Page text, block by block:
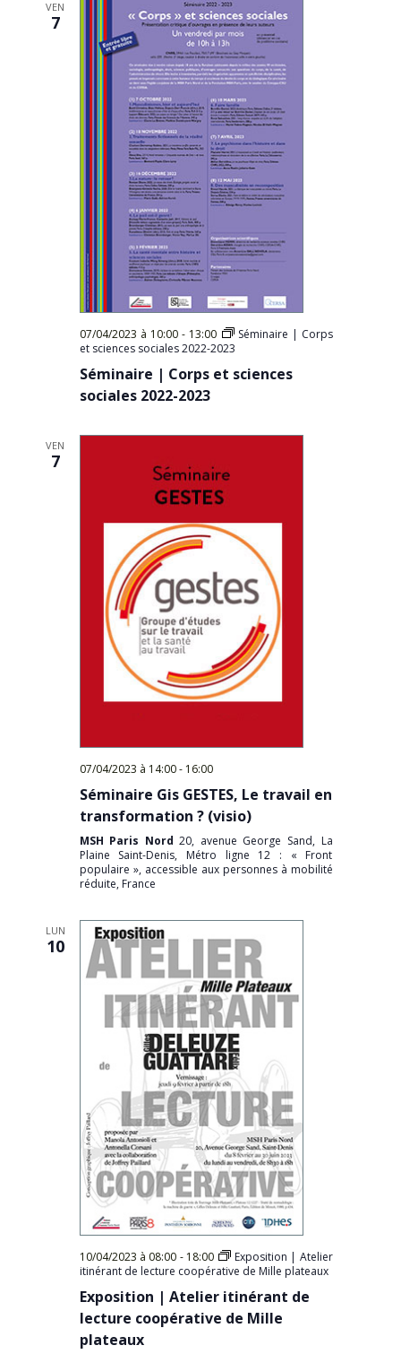
VEN
7
07/04/2023 à 10:00- 13:00
Séminaire | Corps
et sciences sociales 2022-2023
Séminaire | Corps et sciences
sociales 2022-2023
VEN
7
07/04/2023 à 14:00- 16:00
Séminaire Gis GESTES, Le travail en
transformation ? (visio)
MSH Paris Nord20, avenue George Sand, La
Plaine Saint-Denis, Métro ligne 12 : « Front
populaire », accessible aux personnes à mobilité
réduite, France
LUN
10
10/04/2023 à 08:00 - 18:00
Exposition | Atelier
itinérant de lecture coopérative de Mille plateaux
Exposition | Atelier itinérant de
lecture coopérative de Mille
plateaux